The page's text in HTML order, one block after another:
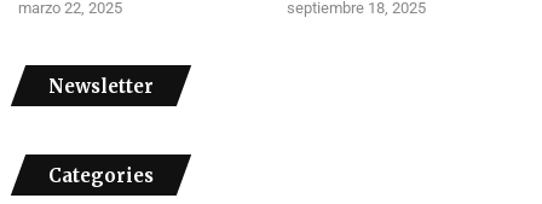
marzo 22, 2025 septiembre 18, 2025
Newsletter
Categories